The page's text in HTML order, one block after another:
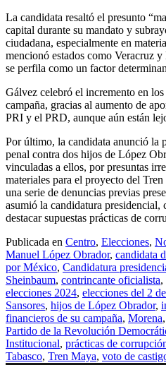
La candidata resaltó el presunto
capital durante su mandato y
ciudadana, especialmente en
mencionó estados como Veracruz
se perfila como un factor
Gálvez celebró el incremento en
campaña, gracias al aumento de
PRI y el PRD, aunque aún están
Por último, la candidata anunció la
penal contra dos hijos de López
vinculadas a ellos, por presuntas
materiales para el proyecto del
una serie de denuncias previas
asumió la candidatura presidencial,
destacar supuestas prácticas de
Publicada en Centro, Elecciones,
Manuel López Obrador, candidata
por México, Candidatura
Sheinbaum, contrincante oficialista,
elecciones 2024, elecciones del 2
Sansores, hijos de López Obrador,
financieros de su campaña, Morena,
Partido de la Revolución
Institucional, prácticas de
Tabasco, Tren Maya, voto de